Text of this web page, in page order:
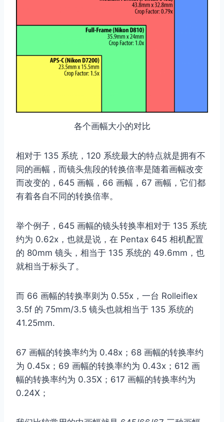
各个画幅大小的对比
相对于 135 系统，120 系统最大的特点就是拥有不
同的画幅，而镜头焦段的转换倍率是随着画幅改变
而改变的，645 画幅，66 画幅，67 画幅，它们都
有着各自不同的转换倍率。
举个例子，645 画幅的镜头转换率相对于 135 系统
约为 0.62x，也就是说，在 Pentax 645 相机配置
的 80mm 镜头，相当于 135 系统的 49.6mm，也
就相当于标头了。
而 66 画幅的转换率则为 0.55x，一台 Rolleiflex
3.5f 的 75mm/3.5 镜头也就相当于 135 系统的
41.25mm.
67 画幅的转换率约为 0.48x；68 画幅的转换率约
为 0.45x；69 画幅的转换率约为 0.43x；612 画
幅的转换率约为 0.35X；617 画幅的转换率约为
0.24X；